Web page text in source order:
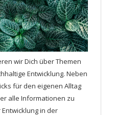
wir Dich über Themen
Entwicklung. Neben
für den eigenen Alltag
alle Informationen zu
in der